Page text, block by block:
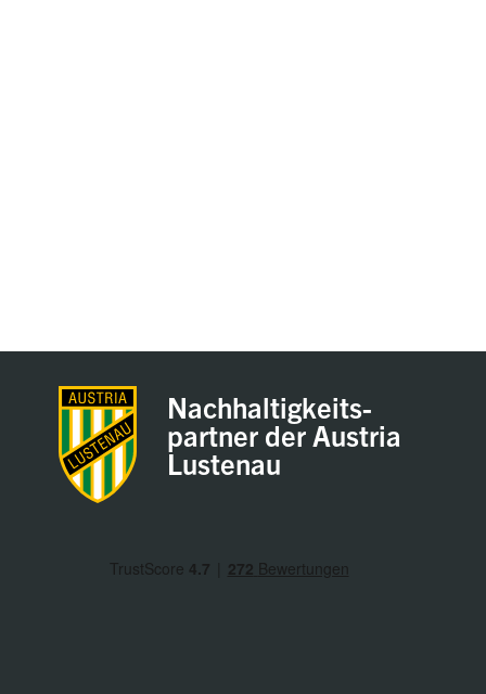
Nachhaltigkeits-
partner der Austria
Lustenau